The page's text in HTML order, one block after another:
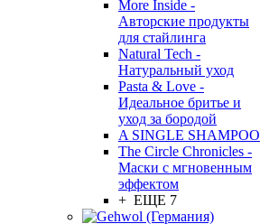
More Inside -
Авторские продукты
для стайлинга
Natural Tech -
Натуральный уход
Pasta & Love -
Идеальное бритье и
уход за бородой
A SINGLE SHAMPOO
The Circle Chronicles -
Маски с мгновенным
эффектом
+ ЕЩЕ 7